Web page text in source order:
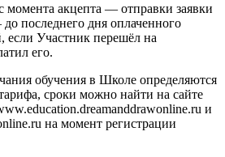
момента акцепта — отправки заявки
последнего дня оплаченного
если Участник перешёл на
его.
обучения в Школе определяются
сроки можно найти на сайте
и
на момент регистрации